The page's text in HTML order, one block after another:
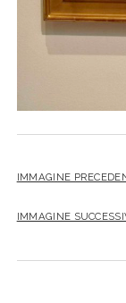
IMMAGINE
IMMAGINE